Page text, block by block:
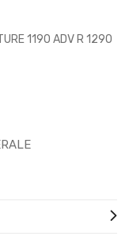
1190 ADV R 1290